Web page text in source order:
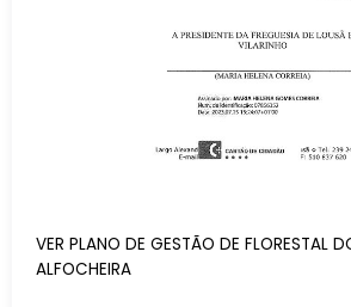
VER PLANO DE GESTÃO DE FLORESTAL
ALFOCHEIRA